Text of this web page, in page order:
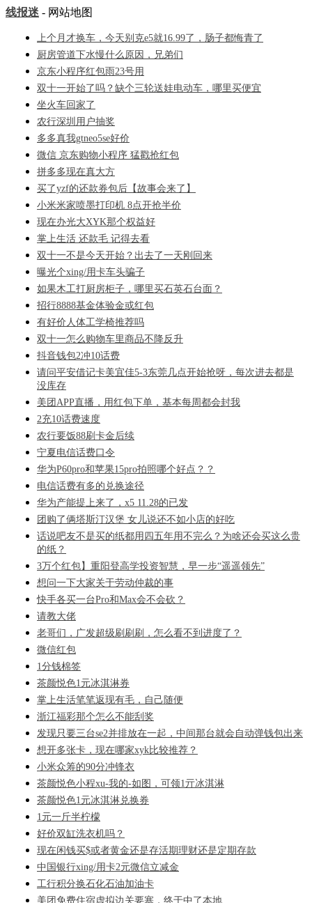
线报迷 - 网站地图
上个月才换车，今天别克e5就16.99了，肠子都悔青了
厨房管道下水慢什么原因，兄弟们
京东小程序红包雨23号用
双十一开始了吗？缺个三轮送娃电动车，哪里买便宜
坐火车回家了
农行深圳用户抽奖
多多真我gtneo5se好价
微信 京东购物小程序 猛戳抢红包
拼多多现在真大方
买了yzf的还款券包后【故事会来了】
小米米家喷墨打印机 8点开抢半价
现在办光大XYK那个权益好
掌上生活 还款毛 记得去看
双十一不是今天开始？出去了一天刚回来
曝光个xing/用卡车头骗子
如果木工打厨房柜子，哪里买石英石台面？
招行8888基金体验金或红包
有好价人体工学椅推荐吗
双十一怎么购物车里商品不降反升
抖音钱包2冲10话费
请问平安借记卡美宜佳5-3东莞几点开始抢呀，每次进去都是
没库存
美团APP直播，用红包下单，基本每周都会封我
2充10话费速度
农行要饭88刷卡金后续
宁夏电信话费口令
华为P60pro和苹果15pro拍照哪个好点？？
电信话费有多的兑换途径
华为产能提上来了，x5 11.28的已发
团购了俩塔斯汀汉堡 女儿说还不如小店的好吃
话说吧友不是买的纸都用四五年用不完么？为啥还会买这么贵
的纸？
3万个红包】重阳登高学投资智慧，早一步“遥遥领先”
想问一下大家关于劳动仲裁的事
快手各买一台Pro和Max会不会砍？
请教大佬
老哥们，广发超级刷刷刷，怎么看不到进度了？
微信红包
1分钱棉签
茶颜悦色1元冰淇淋券
掌上生活笔笔返现有毛，自己随便
浙江福彩那个怎么不能刮奖
发现只要三台se2并排放在一起，中间那台就会自动弹钱包出来
想开多张卡，现在哪家xyk比较推荐？
小米众筹的90分冲锋衣
茶颜悦色小程xu-我的-如图，可领1亓冰淇淋
茶颜悦色1元冰淇淋兑换券
1元一斤半柠檬
好价双缸洗衣机吗？
现在闲钱买$或者黄金还是存活期理财还是定期存款
中国银行xing/用卡2元微信立减金
工行积分换石化石油加油卡
美团免费住宿虚拟边关要塞，终于中了本地